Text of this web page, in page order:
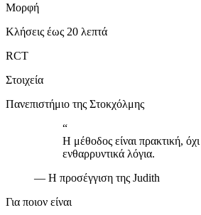
Μορφή
Κλήσεις έως 20 λεπτά
RCT
Στοιχεία
Πανεπιστήμιο της Στοκχόλμης
“
Η μέθοδος είναι πρακτική, όχι
ενθαρρυντικά λόγια.
— Η προσέγγιση της Judith
Για ποιον είναι